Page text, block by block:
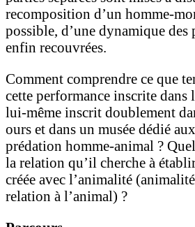
recomposition d’un homme-
possible, d’une dynamique des
enfin recouvrées.
Comment comprendre ce que
cette performance inscrite dans
lui-même inscrit doublement
ours et dans un musée dédié
prédation homme-animal ?
la relation qu’il cherche à
créée avec l’animalité
relation à l’animal) ?